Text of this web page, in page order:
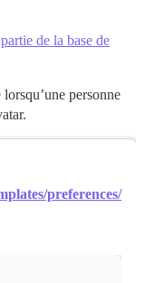
partie de la base de
personne
preferences/